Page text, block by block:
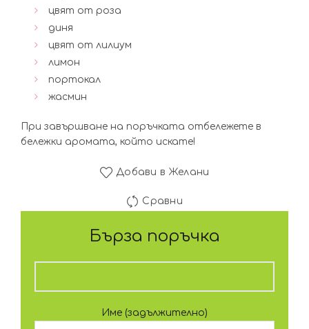
цвят от роза
диня
цвят от лилиум
лимон
портокал
жасмин
При завършване на поръчката отбележете в
бележки аромата, който искате!
Добави в Желани
Сравни
Бърза поръчка
Име (задължително)